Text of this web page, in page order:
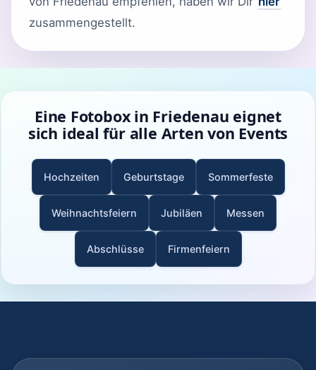
zusammengestellt.
Eine Fotobox in Friedenau eignet
sich ideal für alle Arten von Events
Hochzeiten Geburtstage Sommerfeste
Weihnachtsfeiern Jubiläen Messen
Abschlüsse Firmenfeiern